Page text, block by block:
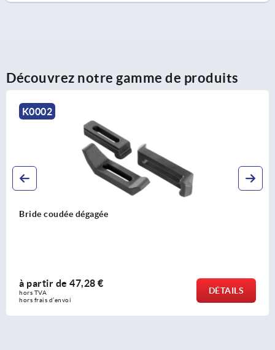
Découvrez notre gamme de produits
DÉTAILS
275,20 €